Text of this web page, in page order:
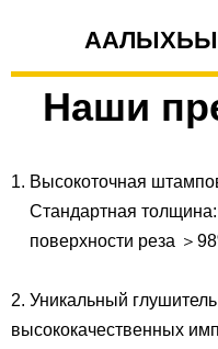
Наши
Высокоточная
Стандартная
поверхности реза ＞
2. Уникальный
высококачественных